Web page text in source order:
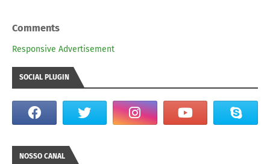
Comments
Responsive Advertisement
SOCIAL PLUGIN
NOSSO CANAL